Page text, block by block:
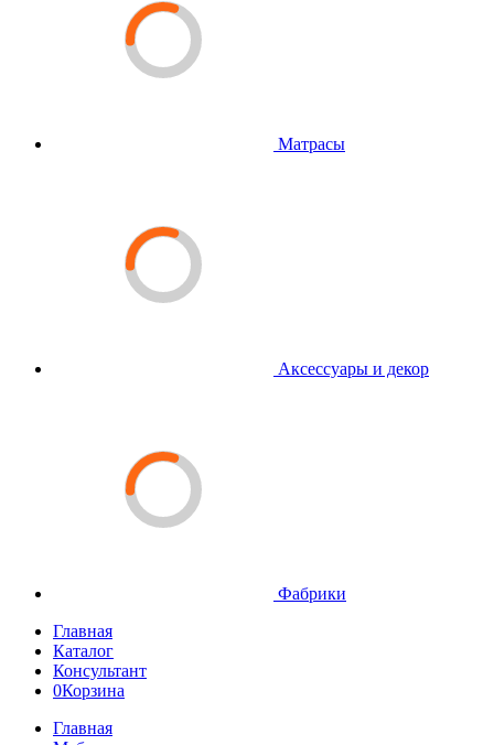
Матрасы
Аксессуары и декор
Фабрики
Главная
Каталог
Консультант
0Корзина
Главная